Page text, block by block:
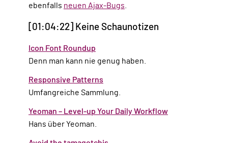
ebenfalls neuen Ajax-Bugs.
[01:04:22] Keine Schaunotizen
Icon Font Roundup
Denn man kann nie genug haben.
Responsive Patterns
Umfangreiche Sammlung.
Yeoman – Level-up Your Daily Workflow
Hans über Yeoman.